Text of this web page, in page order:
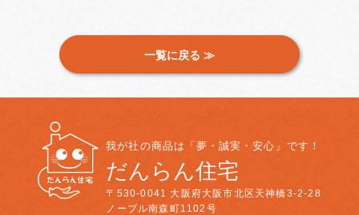
一覧に戻る ≫
我が社の商品は「夢・誠実・安心」です！
だんらん住宅
〒530-0041 大阪府大阪市北区天神橋3-2-28
ノーブル南森町1102号